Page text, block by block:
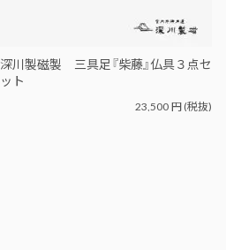
深川製磁製 三具足『柴藤』仏具３点セ
ット
23,500円(税抜)